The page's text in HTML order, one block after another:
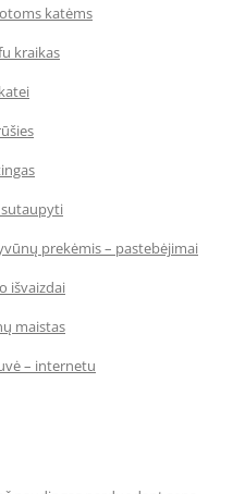
katėms
kraikas
sutaupyti
prekėmis – pastebėjimai
išvaizdai
maistas
– internetu